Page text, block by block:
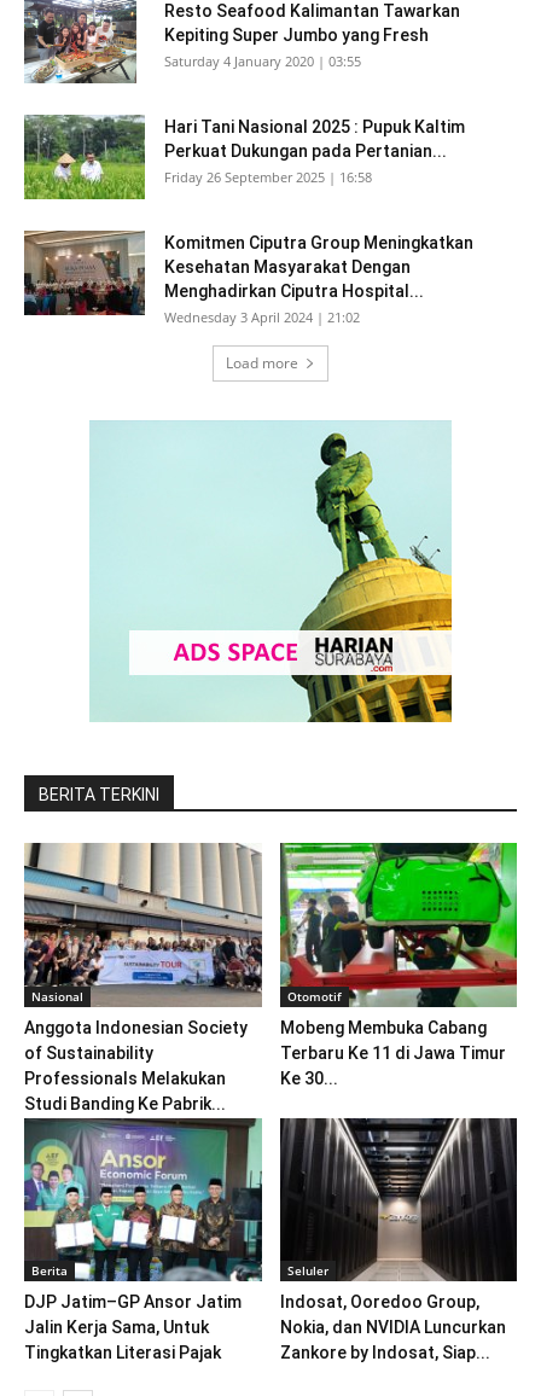
Resto Seafood Kalimantan Tawarkan
Kepiting Super Jumbo yang Fresh
Saturday 4 January 2020 | 03:55
Hari Tani Nasional 2025 : Pupuk Kaltim
Perkuat Dukungan pada Pertanian...
Friday 26 September 2025 | 16:58
Komitmen Ciputra Group Meningkatkan
Kesehatan Masyarakat Dengan
Menghadirkan Ciputra Hospital...
Wednesday 3 April 2024 | 21:02
Load more
BERITA TERKINI
Nasional
Anggota Indonesian Society
of Sustainability
Professionals Melakukan
Studi Banding Ke Pabrik...
Otomotif
Mobeng Membuka Cabang
Terbaru Ke 11 di Jawa Timur
Ke 30...
Berita
DJP Jatim–GP Ansor Jatim
Jalin Kerja Sama, Untuk
Tingkatkan Literasi Pajak
Seluler
Indosat, Ooredoo Group,
Nokia, dan NVIDIA Luncurkan
Zankore by Indosat, Siap...